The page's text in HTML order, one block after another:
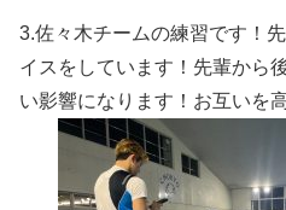
3.佐々木チームの練習です！
イスをしています！先輩から
い影響になります！お互いを